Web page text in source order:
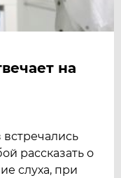
на
рассказать о
слуха, при